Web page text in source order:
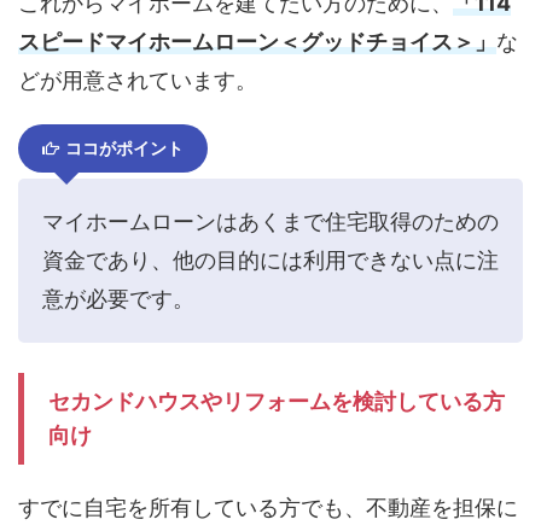
スピードマイホームローン＜グッドチョイス＞」な
どが用意されています。
ココがポイント
マイホームローンはあくまで住宅取得のための
資金であり、他の目的には利用できない点に注
意が必要です。
セカンドハウスやリフォームを検討している方
向け
すでに自宅を所有している方でも、不動産を担保に